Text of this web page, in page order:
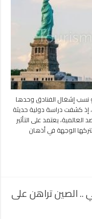
نسب إشغال الفنادق وحدها
إذ كشفت دراسة دولية حديثة
يعتمد على التأثير
الوجهة في أذهان
.. الصين تراهن على